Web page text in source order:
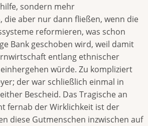
sondern mehr
die aber nur dann fließen, wenn die
reformieren, was schon
Bank geschoben wird, weil damit
entlang ethnischer
würde. Zu kompliziert
der war schließlich einmal in
Bescheid. Das Tragische an
fernab der Wirklichkeit ist der
diese Gutmenschen inzwischen auf